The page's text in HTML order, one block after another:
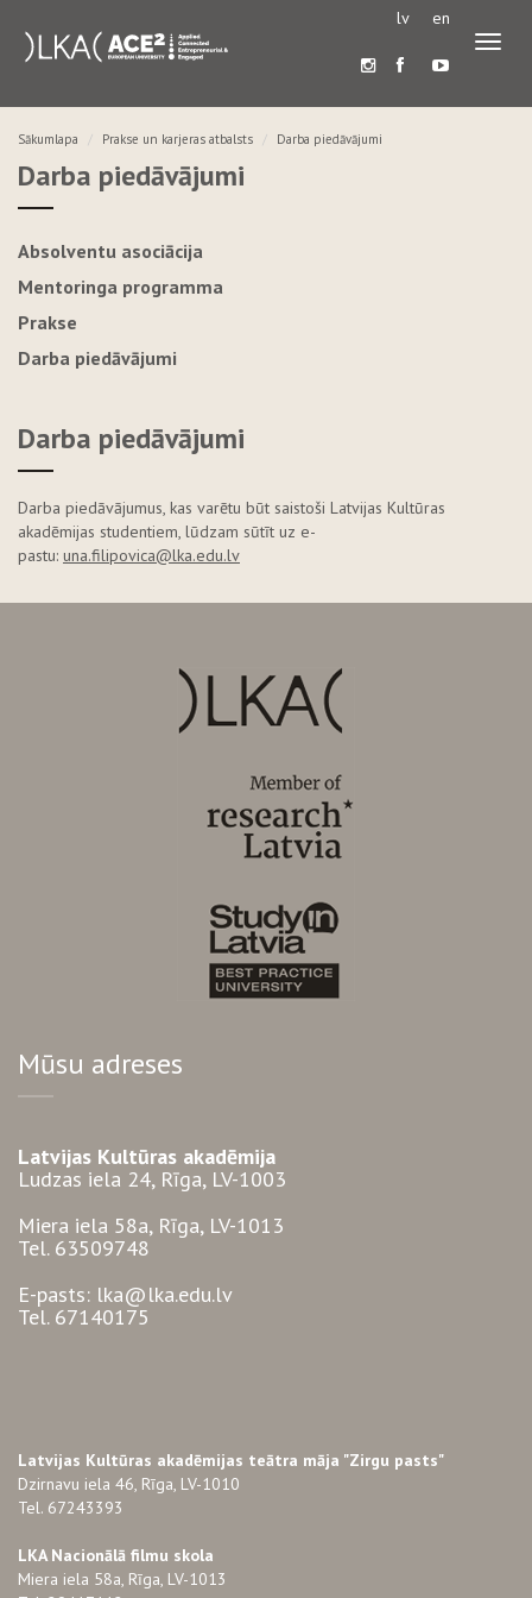
lv en
Sākumlapa Prakse un karjeras atbalsts Darba piedāvājumi
Darba piedāvājumi
Absolventu asociācija
Mentoringa programma
Prakse
Darba piedāvājumi
Darba piedāvājumi
Darba piedāvājumus, kas varētu būt saistoši Latvijas Kultūras
akadēmijas studentiem, lūdzam sūtīt uz e-
pastu: una.filipovica@lka.edu.lv
Mūsu adreses
Latvijas Kultūras akadēmija
Ludzas iela 24, Rīga, LV-1003
Miera iela 58a, Rīga, LV-1013
Tel. 63509748
E-pasts: lka@lka.edu.lv
Tel. 67140175
Latvijas Kultūras akadēmijas teātra māja "Zirgu pasts"
Dzirnavu iela 46, Rīga, LV-1010
Tel. 67243393
LKA Nacionālā filmu skola
Miera iela 58a, Rīga, LV-1013